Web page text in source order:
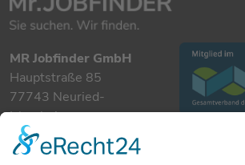
MR Jobfinder GmbH
Hauptstraße 85
77743 Neuried-
Ichenheim
+49 7807 885 901 0
info@mrjobfinder.com